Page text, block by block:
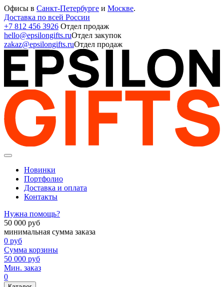
Офисы в Санкт-Петербурге и Москве.
Доставка по всей России
+7 812 456 3926 Отдел продаж
hello@epsilongifts.ruОтдел закупок
zakaz@epsilongifts.ruОтдел продаж
Новинки
Портфолио
Доставка и оплата
Контакты
Нужна помощь?
50 000 руб
минимальная сумма заказа
0 руб
Сумма корзины
50 000 руб
Мин. заказ
0